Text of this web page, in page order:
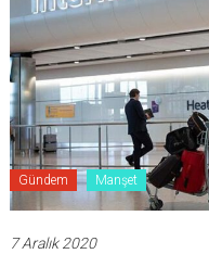
Gündem Manşet
7 Aralık 2020